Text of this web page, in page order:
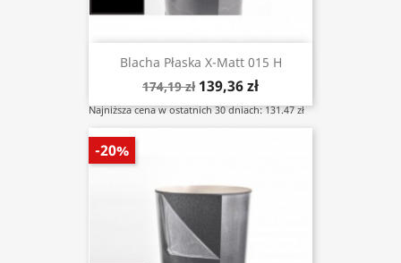
Blacha Płaska X-Matt 015 H
174,19 zł 139,36 zł
Najniższa cena w ostatnich 30 dniach: 131.47 zł
-20%